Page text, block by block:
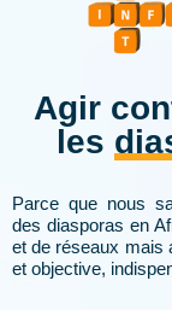
Agir
les
Parce que nous
des diasporas en
et de réseaux mais
et objective,